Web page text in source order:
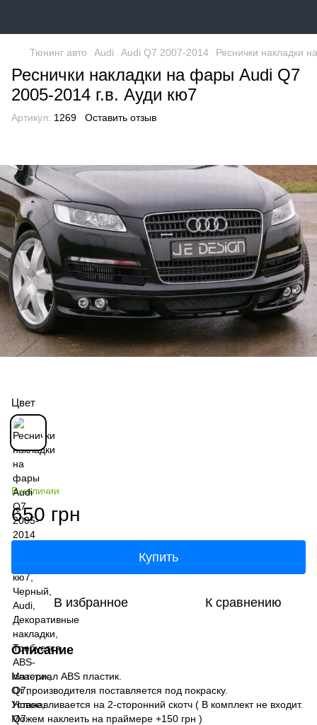
Тюнинг авто Audi Audi Q7 2007-2014 Реснички накладки
Реснички накладки на фары Audi Q7
2005-2014 г.в. Ауди кю7
Артикул: 1269 Оставить отзыв
Цвет
В наличии
650 грн
Купить
В избранное К сравнению
Описание
Материал ABS пластик.
От производителя поставляется под покраску.
Устанавливается на 2-сторонний скотч ( В комплект не входит.
Можем наклеить на праймере +150 грн )